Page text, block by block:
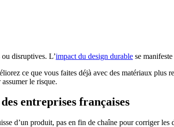
disruptives. L’impact du design durable se
ce que vous faites déjà avec des matériaux plus
le risque.
entreprises françaises
d’un produit, pas en fin de chaîne pour corriger les